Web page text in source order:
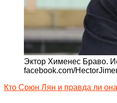
Эктор Хименес Браво.
facebook.com/
Кто Союн Лян и правда ли